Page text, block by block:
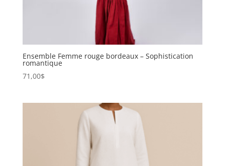
Ensemble Femme rouge bordeaux – Sophistication
romantique
71,00$